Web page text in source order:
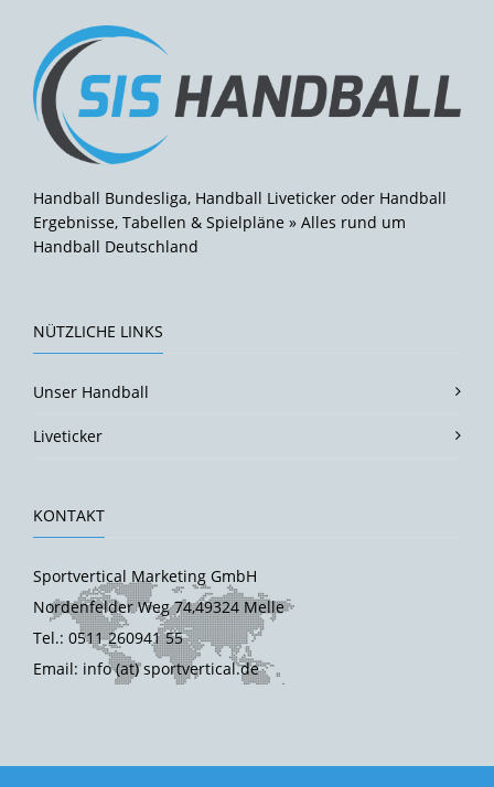
Handball Bundesliga, Handball Liveticker oder Handball
Ergebnisse, Tabellen & Spielpläne » Alles rund um
Handball Deutschland
NÜTZLICHE LINKS
Unser Handball
Liveticker
KONTAKT
Sportvertical Marketing GmbH
Nordenfelder Weg 74,49324 Melle
Tel.: 0511 260941 55
Email: info (at) sportvertical.de